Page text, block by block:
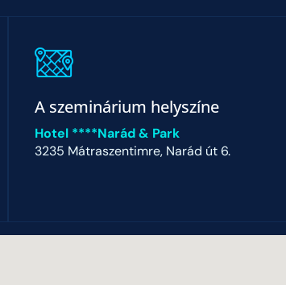
A szeminárium helyszíne
Hotel ****Narád & Park
3235 Mátraszentimre, Narád út 6.